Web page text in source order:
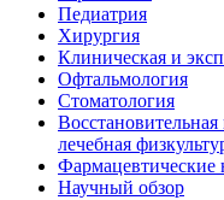
Педиатрия
Хирургия
Клиническая и
Офтальмология
Стоматология
лечебная
Фармацевтические
Научный обзор